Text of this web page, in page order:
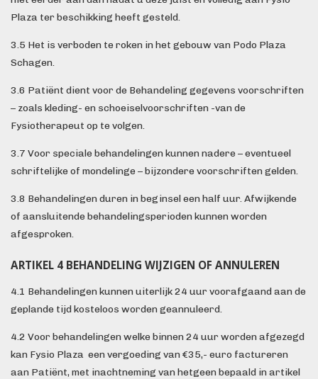
Plaza ter beschikking heeft gesteld.
3.5 Het is verboden te roken in het gebouw van Podo Plaza
Schagen.
3.6 Patiënt dient voor de Behandeling gegevens voorschriften
– zoals kleding- en schoeiselvoorschriften -van de
Fysiotherapeut op te volgen.
3.7 Voor speciale behandelingen kunnen nadere – eventueel
schriftelijke of mondelinge – bijzondere voorschriften gelden.
3.8 Behandelingen duren in beginsel een half uur. Afwijkende
of aansluitende behandelingsperioden kunnen worden
afgesproken.
ARTIKEL 4 BEHANDELING WIJZIGEN OF ANNULEREN
4.1 Behandelingen kunnen uiterlijk 24 uur voorafgaand aan de
geplande tijd kosteloos worden geannuleerd.
4.2 Voor behandelingen welke binnen 24 uur worden afgezegd
kan Fysio Plaza een vergoeding van €35,- euro factureren
aan Patiënt, met inachtneming van hetgeen bepaald in artikel